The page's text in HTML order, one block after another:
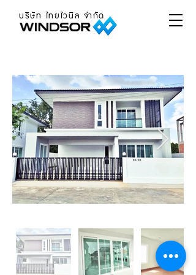
บริษัท ไทยไวนิล จำกัด